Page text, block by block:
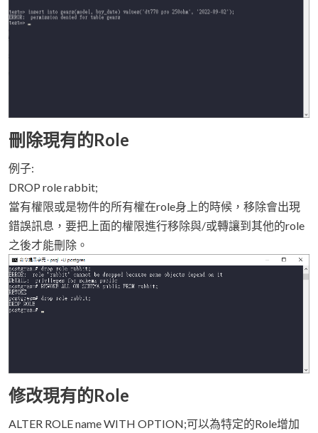
刪除現有的Role
例子:
DROP role rabbit;
當有權限或是物件的所有權在role身上的時候，移除會出現
錯誤訊息，要把上面的權限進行移除與/或轉讓到其他的role
之後才能刪除。
修改現有的Role
ALTER ROLE name WITH OPTION;可以為特定的Role增加